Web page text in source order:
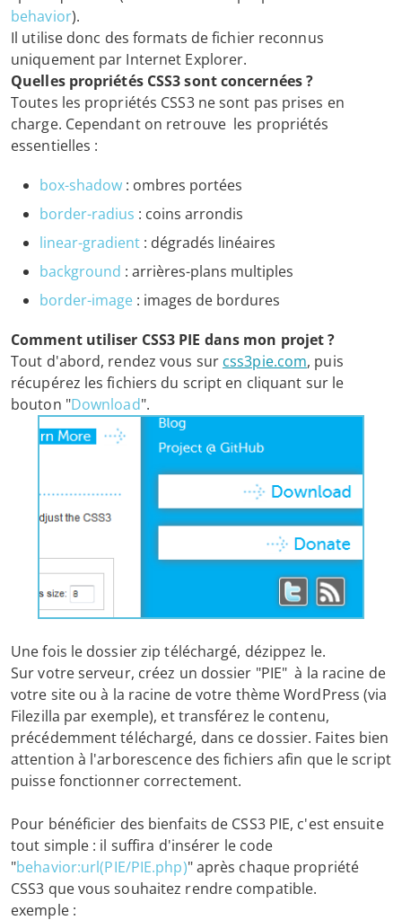
behavior).
Il utilise donc des formats de fichier reconnus
uniquement par Internet Explorer.
Quelles propriétés CSS3 sont concernées ?
Toutes les propriétés CSS3 ne sont pas prises en
charge. Cependant on retrouve les propriétés
essentielles :
box-shadow : ombres portées
border-radius : coins arrondis
linear-gradient : dégradés linéaires
background : arrières-plans multiples
border-image : images de bordures
Comment utiliser CSS3 PIE dans mon projet ?
Tout d'abord, rendez vous sur css3pie.com, puis
récupérez les fichiers du script en cliquant sur le
bouton "Download".
Une fois le dossier zip téléchargé, dézippez le.
Sur votre serveur, créez un dossier "PIE" à la racine de
votre site ou à la racine de votre thème WordPress (via
Filezilla par exemple), et transférez le contenu,
précédemment téléchargé, dans ce dossier. Faites bien
attention à l'arborescence des fichiers afin que le script
puisse fonctionner correctement.
Pour bénéficier des bienfaits de CSS3 PIE, c'est ensuite
tout simple : il suffira d'insérer le code
"behavior:url(PIE/PIE.php)" après chaque propriété
CSS3 que vous souhaitez rendre compatible.
exemple :